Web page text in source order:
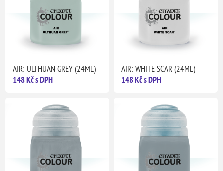
AIR: ULTHUAN GREY (24ML)
148 Kč s DPH
AIR: WHITE SCAR (24ML)
148 Kč s DPH